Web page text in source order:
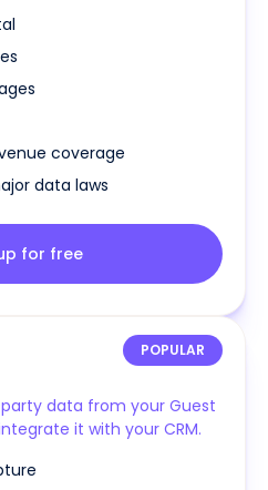
coverage
data laws
for free
POPULAR
data from your Guest
it with your CRM.